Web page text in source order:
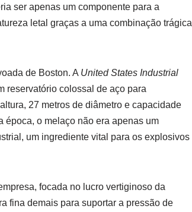
ser apenas um componente para a
letal graças a uma combinação trágica
de Boston. A United States Industrial
reservatório colossal de aço para
27 metros de diâmetro e capacidade
época, o melaço não era apenas um
um ingrediente vital para os explosivos
focada no lucro vertiginoso da
fina demais para suportar a pressão de